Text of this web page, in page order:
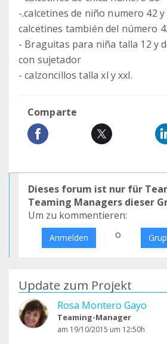
-.calcetines de niño numero 42
calcetines también del número
- Braguitas para niña talla 12 y
con sujetador
- calzoncillos talla xl y xxl.
Comparte
Dieses forum ist nur für
Teaming Managers dieser
Um zu kommentieren:
Anmelden o
Update zum Projekt
Rosa Montero Gayo
Teaming-Manager
am 19/10/2015 um 12:50h